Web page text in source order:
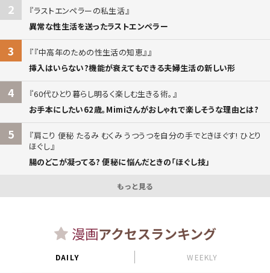
2
ラストエンペラーの私生活
異常な性生活を送ったラストエンペラー
3
『中高年のための性生活の知恵』
挿入はいらない?機能が衰えてもできる夫婦生活の新しい形
4
60代ひとり暮らし明るく楽しむ生きる術。
お手本にしたい62歳。Mimiさんがおしゃれで楽しそうな理由とは?
5
肩こり 便秘 たるみ むくみ うつうつを自分の手でときほぐす! ひとり
ほぐし
腸のどこが凝ってる? 便秘に悩んだときの「ほぐし技」
もっと見る
漫画アクセスランキング
DAILY WEEKLY